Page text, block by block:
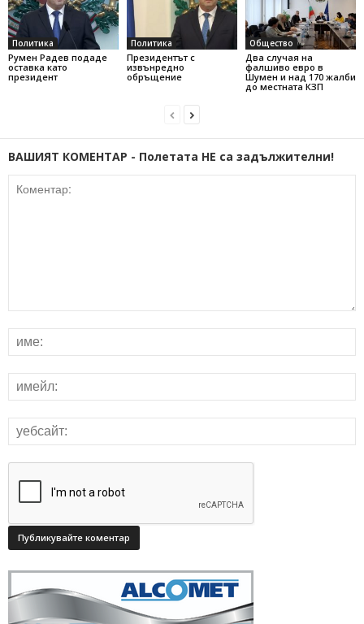
Политика
Румен Радев подаде
оставка като
президент
Политика
Президентът с
извънредно
обръщение
Общество
Два случая на
фалшиво евро в
Шумен и над 170 жалби
до местната КЗП
ВАШИЯТ КОМЕНТАР - Полетата НЕ са задължителни!